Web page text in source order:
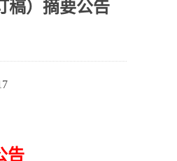
稿）摘要公告
告